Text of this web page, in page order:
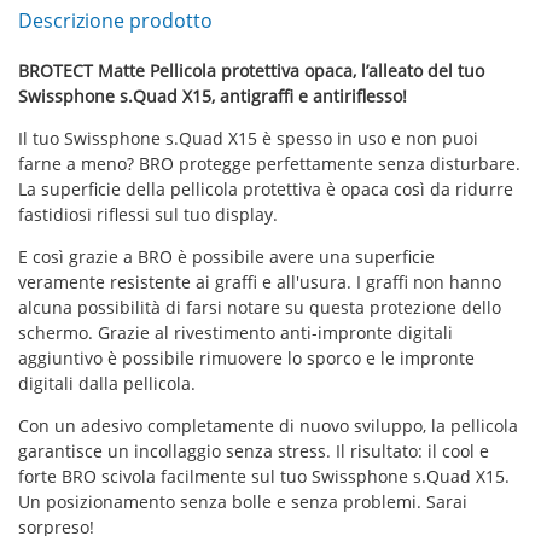
Descrizione prodotto
BROTECT Matte Pellicola protettiva opaca, l’alleato del tuo
Swissphone s.Quad X15, antigraffi e antiriflesso!
Il tuo Swissphone s.Quad X15 è spesso in uso e non puoi
farne a meno? BRO protegge perfettamente senza disturbare.
La superficie della pellicola protettiva è opaca così da ridurre
fastidiosi riflessi sul tuo display.
E così grazie a BRO è possibile avere una superficie
veramente resistente ai graffi e all'usura. I graffi non hanno
alcuna possibilità di farsi notare su questa protezione dello
schermo. Grazie al rivestimento anti-impronte digitali
aggiuntivo è possibile rimuovere lo sporco e le impronte
digitali dalla pellicola.
Con un adesivo completamente di nuovo sviluppo, la pellicola
garantisce un incollaggio senza stress. Il risultato: il cool e
forte BRO scivola facilmente sul tuo Swissphone s.Quad X15.
Un posizionamento senza bolle e senza problemi. Sarai
sorpreso!